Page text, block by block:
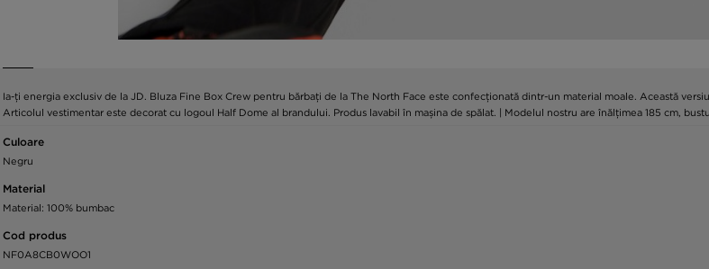
Ia-ți energia exclusiv de la JD. Bluza Fine Box Crew pentru bărbați de la The North Face este confecționată dintr-un material moale. Această
Articolul vestimentar este decorat cu logoul Half Dome al brandului. Produs lavabil în mașina de spălat. | Modelul nostru are înălțimea 185 cm,
Culoare
Negru
Material
Material: 100% bumbac
Cod produs
NF0A8CB0WOO1